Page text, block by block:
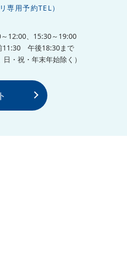
専用予約TEL）
12:00、15:30～19:00
11:30 午後18:30まで
日・祝・年末年始除く）